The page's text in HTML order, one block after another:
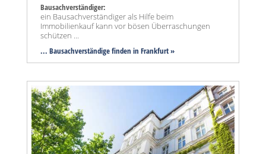
Bausachverständiger:
ein Bausachverständiger als Hilfe beim
Immobilienkauf kann vor bösen Überraschungen
schützen ...
... Bausachverständige finden in Frankfurt »